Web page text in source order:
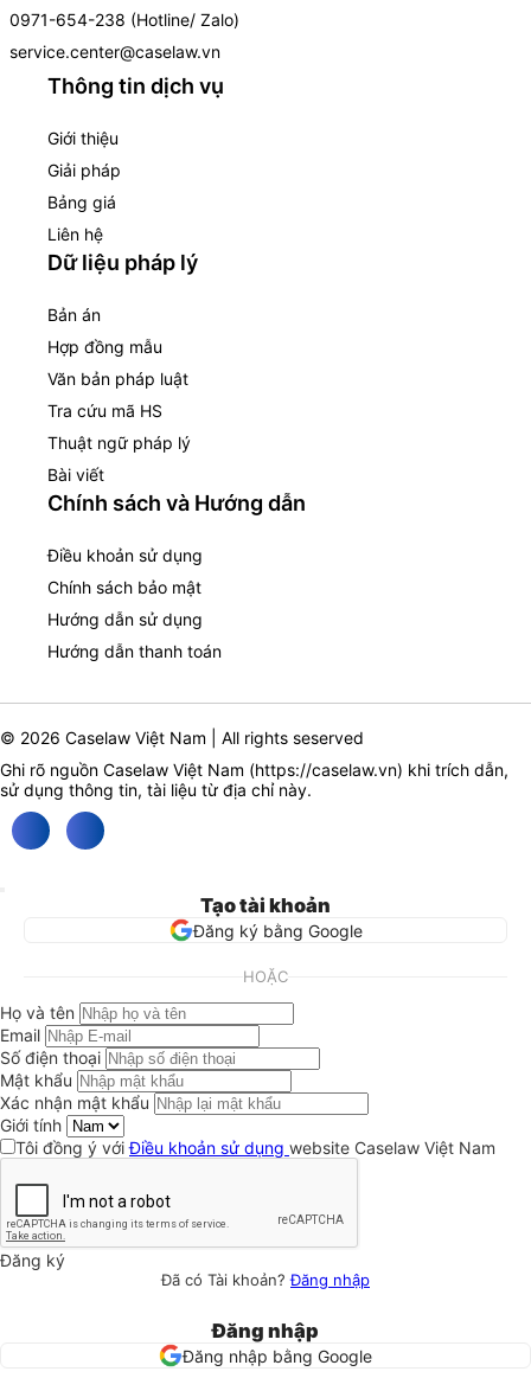
0971-654-238 (Hotline/ Zalo)
service.center@caselaw.vn
Thông tin dịch vụ
Giới thiệu
Giải pháp
Bảng giá
Liên hệ
Dữ liệu pháp lý
Bản án
Hợp đồng mẫu
Văn bản pháp luật
Tra cứu mã HS
Thuật ngữ pháp lý
Bài viết
Chính sách và Hướng dẫn
Điều khoản sử dụng
Chính sách bảo mật
Hướng dẫn sử dụng
Hướng dẫn thanh toán
© 2026 Caselaw Việt Nam | All rights seserved
Ghi rõ nguồn Caselaw Việt Nam (https://caselaw.vn) khi trích dẫn,
sử dụng thông tin, tài liệu từ địa chỉ này.
Tạo tài khoản
Đăng ký bằng Google
HOẶC
Họ và tên
Email
Số điện thoại
Mật khẩu
Xác nhận mật khẩu
Giới tính
Tôi đồng ý vớiĐiều khoản sử dụng website Caselaw Việt Nam
Đăng ký
Đã có Tài khoản?Đăng nhập
Đăng nhập
Đăng nhập bằng Google